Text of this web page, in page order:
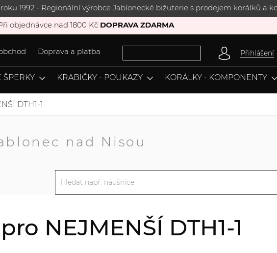
1992 - Regionální výrobce Jablonecké bižuterie s prodejem korálků a
objednávce nad 1800 Kč DOPRAVA ZDARMA
Doprava a platba Přihlášení
ŠPERKY KRABIČKY - POUKAZY KORÁLKY - KOMPONENTY
DTH1-1
nad Nisou
pro NEJMENŠÍ DTH1-1